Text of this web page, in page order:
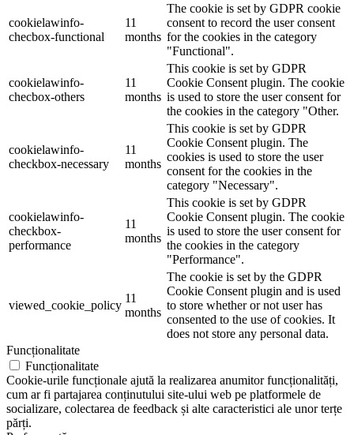
cookielawinfo-
checbox-functional
11
months
The cookie is set by GDPR cookie
consent to record the user consent
for the cookies in the category
"Functional".
cookielawinfo-
checbox-others
11
months
This cookie is set by GDPR
Cookie Consent plugin. The cookie
is used to store the user consent for
the cookies in the category "Other.
cookielawinfo-
checkbox-necessary
11
months
This cookie is set by GDPR
Cookie Consent plugin. The
cookies is used to store the user
consent for the cookies in the
category "Necessary".
cookielawinfo-
checkbox-
performance
11
months
This cookie is set by GDPR
Cookie Consent plugin. The cookie
is used to store the user consent for
the cookies in the category
"Performance".
viewed_cookie_policy
11
months
The cookie is set by the GDPR
Cookie Consent plugin and is used
to store whether or not user has
consented to the use of cookies. It
does not store any personal data.
Funcționalitate
Funcționalitate
Cookie-urile funcționale ajută la realizarea anumitor funcționalități,
cum ar fi partajarea conținutului site-ului web pe platformele de
socializare, colectarea de feedback și alte caracteristici ale unor terțe
părți.